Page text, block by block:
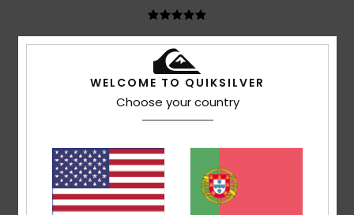
Ótimo, assenta na perfeição
Mostrar original - Alemão
Relação qualidade/preço: 4
Material: 4/5 Cor: 5
4
WELCOME TO QUIKSILVER
Choose your country